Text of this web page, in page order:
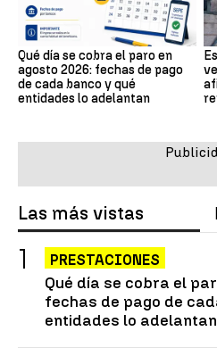
Qué día se cobra el paro en
agosto 2026: fechas de pago
de cada banco y qué
entidades lo adelantan
Las más vistas
PRESTACIONES
Qué día se cobra el
fechas de pago de
entidades lo adelantan